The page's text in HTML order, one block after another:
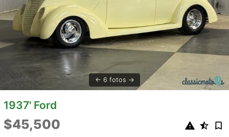
6 fotos
1937' Ford
$45,500